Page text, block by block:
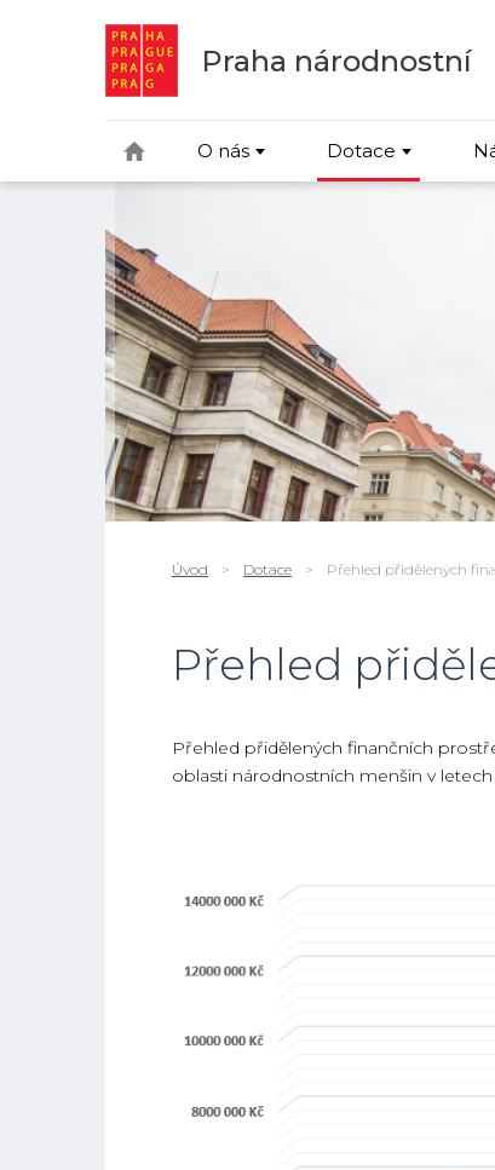
Praha národnostní
O nás Dotace
Úvod > Dotace > Přehled přidělených
Přehled
Přehled přidělených finančních
oblasti národnostních menšin v